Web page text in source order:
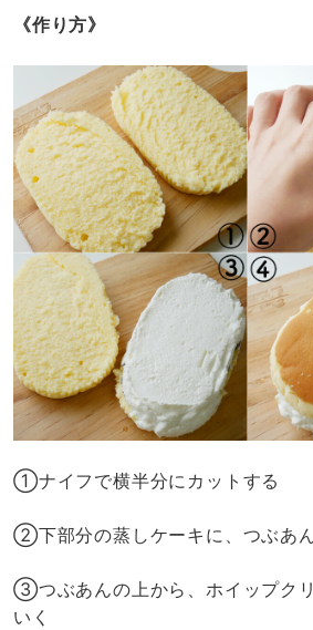
《作り方》
①ナイフで横半分にカットする
②下部分の蒸しケーキに、つぶあ
③つぶあんの上から、ホイップク
いく